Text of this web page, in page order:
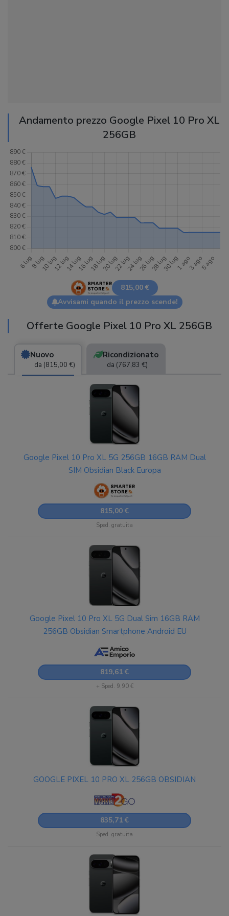
Andamento prezzo Google Pixel 10 Pro XL
256GB
815,00 €
Avvisami quando il prezzo scende!
Offerte Google Pixel 10 Pro XL 256GB
Nuovo
da (815,00 €)
Ricondizionato
da (767,83 €)
Google Pixel 10 Pro XL 5G 256GB 16GB RAM Dual
SIM Obsidian Black Europa
815,00 €
Sped. gratuita
Google Pixel 10 Pro XL 5G Dual Sim 16GB RAM
256GB Obsidian Smartphone Android EU
819,61 €
+ Sped. 9,90 €
GOOGLE PIXEL 10 PRO XL 256GB OBSIDIAN
835,71 €
Sped. gratuita